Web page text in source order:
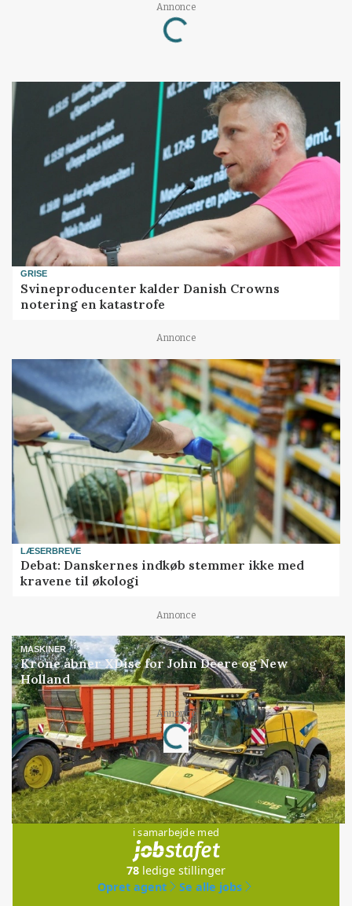
Annonce
Loading...
GRISE
Svineproducenter kalder Danish Crowns
notering en katastrofe
Annonce
LÆSERBREVE
Debat: Danskernes indkøb stemmer ikke med
kravene til økologi
Annonce
MASKINER
Krone åbner XDisc for John Deere og New
Holland
Annonce
Loading...
Jobs
i samarbejde med
78 ledige stillinger
Opret agent
Se alle jobs